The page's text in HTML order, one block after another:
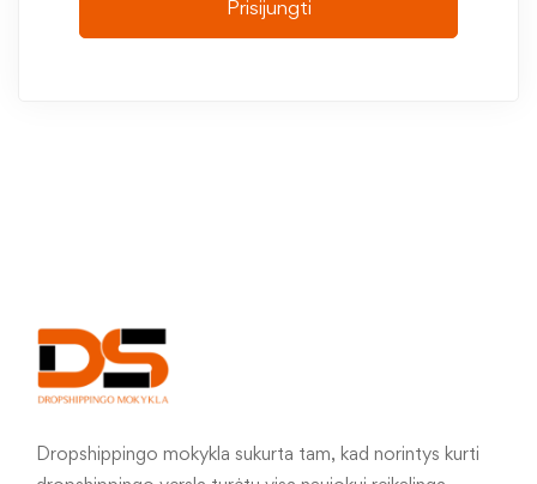
Prisijungti
Dropshippingo mokykla sukurta tam, kad norintys kurti